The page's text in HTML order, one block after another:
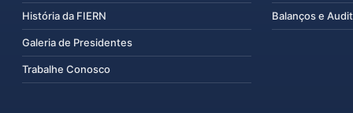
História da FIERN
Galeria de Presidentes
Trabalhe Conosco
Balanços e